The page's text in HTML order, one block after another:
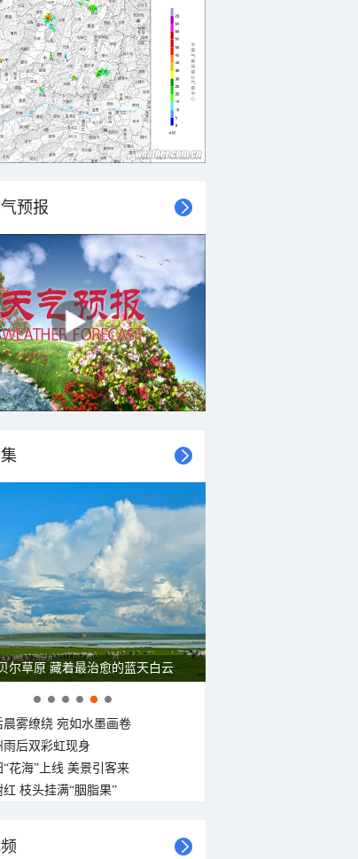
预报
尔草原 藏着最治愈的蓝天白云
晨雾缭绕 宛如水墨画卷
雨后双彩虹现身
花海”上线 美景引客来
枝头挂满“胭脂果”